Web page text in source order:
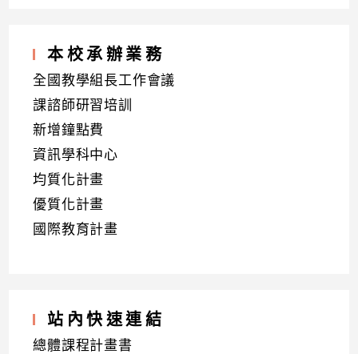
本校承辦業務
全國教學組長工作會議
課諮師研習培訓
新增鐘點費
資訊學科中心
均質化計畫
優質化計畫
國際教育計畫
站內快速連結
總體課程計畫書